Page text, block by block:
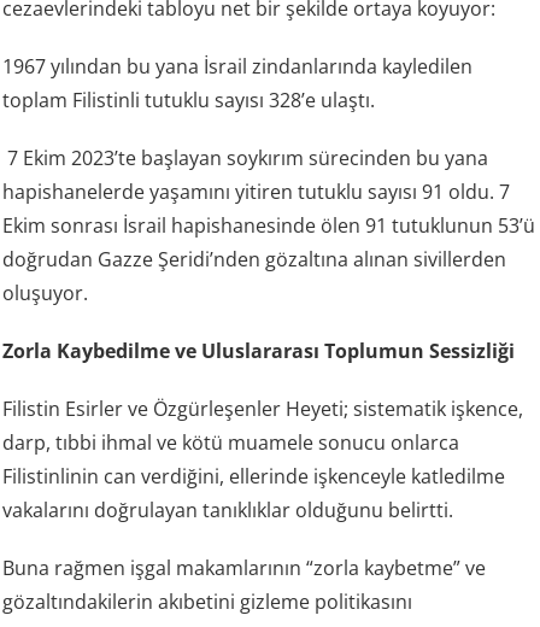
cezaevlerindeki tabloyu net bir şekilde ortaya koyuyor:
1967 yılından bu yana İsrail zindanlarında kayledilen
toplam Filistinli tutuklu sayısı 328’e ulaştı.
7 Ekim 2023’te başlayan soykırım sürecinden bu yana
hapishanelerde yaşamını yitiren tutuklu sayısı 91 oldu. 7
Ekim sonrası İsrail hapishanesinde ölen 91 tutuklunun 53’ü
doğrudan Gazze Şeridi’nden gözaltına alınan sivillerden
oluşuyor.
Zorla Kaybedilme ve Uluslararası Toplumun Sessizliği
Filistin Esirler ve Özgürleşenler Heyeti; sistematik işkence,
darp, tıbbi ihmal ve kötü muamele sonucu onlarca
Filistinlinin can verdiğini, ellerinde işkenceyle katledilme
vakalarını doğrulayan tanıklıklar olduğunu belirtti.
Buna rağmen işgal makamlarının “zorla kaybetme” ve
gözaltındakilerin akıbetini gizleme politikasını